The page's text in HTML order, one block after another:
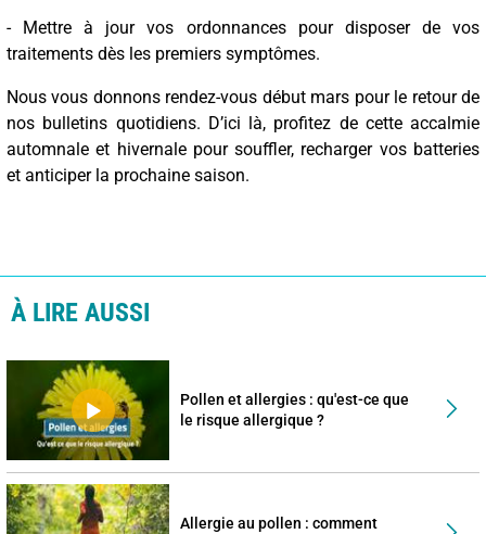
- Mettre à jour vos ordonnances pour disposer de vos
traitements dès les premiers symptômes.
Nous vous donnons rendez-vous début mars pour le retour de
nos bulletins quotidiens. D’ici là, profitez de cette accalmie
automnale et hivernale pour souffler, recharger vos batteries
et anticiper la prochaine saison.
À LIRE AUSSI
Pollen et allergies : qu'est-ce que
le risque allergique ?
Allergie au pollen : comment